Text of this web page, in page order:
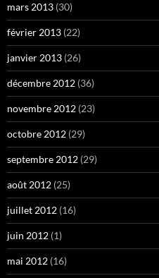
mars 2013 (30)
février 2013 (22)
janvier 2013 (26)
décembre 2012 (36)
novembre 2012 (23)
octobre 2012 (29)
septembre 2012 (29)
août 2012 (25)
juillet 2012 (16)
juin 2012 (1)
mai 2012 (16)